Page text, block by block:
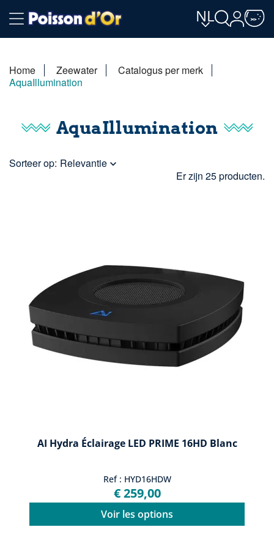
NL
Home Zeewater
Catalogus per merk
AquaIllumination
AquaIllumination
Sorteer op: Relevantie 
Er zijn 25 producten.
AI Hydra Éclairage LED PRIME 16HD Blanc
Ref : HYD16HDW
€ 259,00
Voir les options